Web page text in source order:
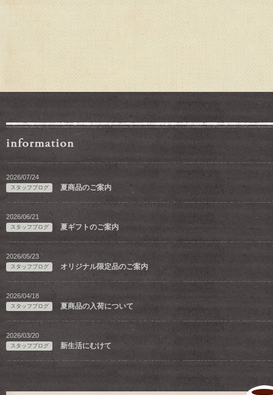
2026/07/24
スタッフブログ 夏商品のご案内
2026/06/21
スタッフブログ 夏ギフトのご案内
2026/05/23
スタッフブログ オリジナル限定品のご案内
2026/04/18
スタッフブログ 夏商品の入荷について
2026/03/20
スタッフブログ 新生活にむけて